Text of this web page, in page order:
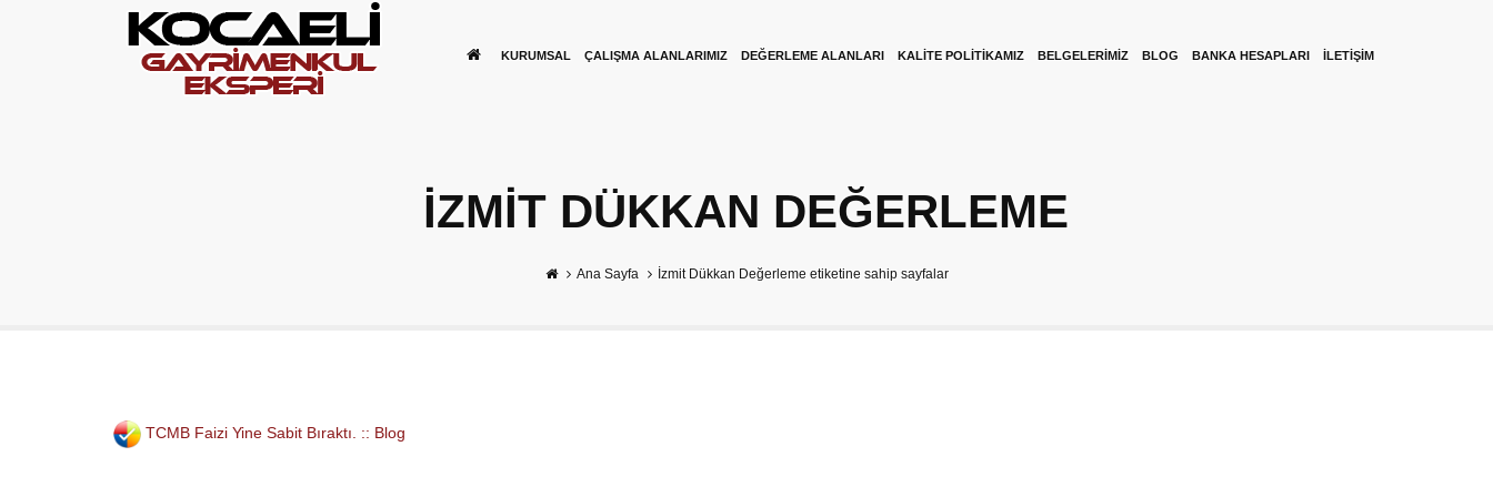
KURUMSAL ÇALIŞMA ALANLARIMIZ DEĞERLEME ALANLARI KALITE POLITIKAMIZ BELGELERIMIZ BLOG BANKA HESAPLARI İLETIŞIM
İZMIT DÜKKAN DEĞERLEME
Ana Sayfa İzmit Dükkan Değerleme etiketine sahip sayfalar
TCMB Faizi Yine Sabit Bıraktı. :: Blog